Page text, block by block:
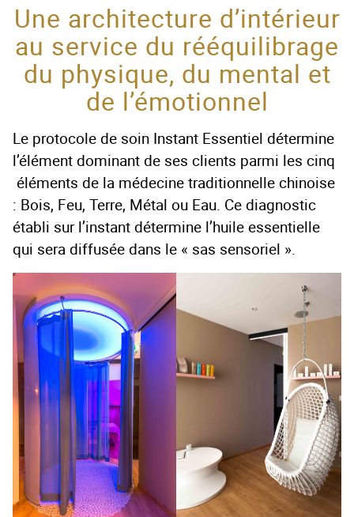
Une architecture d’intérieur
au service du rééquilibrage
du physique, du mental et
de l’émotionnel
Le protocole de soin Instant Essentiel détermine
l’élément dominant de ses clients parmi les cinq
éléments de la médecine traditionnelle chinoise
: Bois, Feu, Terre, Métal ou Eau. Ce diagnostic
établi sur l’instant détermine l’huile essentielle
qui sera diffusée dans le « sas sensoriel ».